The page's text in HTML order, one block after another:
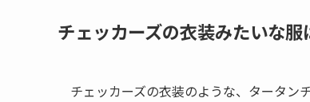
チェッカーズの衣装みたいな服
チェッカーズの衣装のような、 タータン